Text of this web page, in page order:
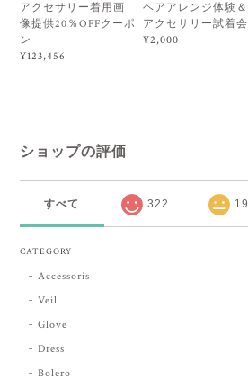
アクセサリー着用画
像提供20％OFFクーポ
ン
¥123,456
ヘアアレンジ体験＆
アクセサリー試着会
¥2,000
ショップの評価
すべて 322 19
CATEGORY
Accessoris
Veil
Glove
Dress
Bolero